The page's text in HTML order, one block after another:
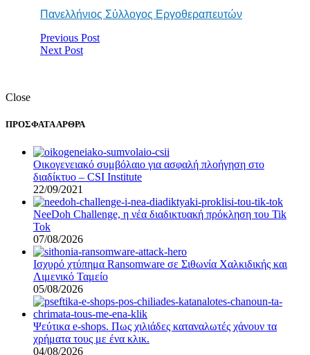
Πανελλήνιος Σύλλογος Εργοθεραπευτών
Previous Post
Next Post
Close
ΠΡΟΣΦΑΤΑ ΑΡΘΡΑ
Οικογενειακό συμβόλαιο για ασφαλή πλοήγηση στο
διαδίκτυο – CSI Institute
22/09/2021
NeeDoh Challenge, η νέα διαδικτυακή πρόκληση του Tik
Tok
07/08/2026
Ισχυρό χτύπημα Ransomware σε Σιθωνία Χαλκιδικής και
Λιμενικό Ταμείο
05/08/2026
Ψεύτικα e-shops. Πως χιλιάδες καταναλωτές χάνουν τα
χρήματα τους με ένα κλικ.
04/08/2026